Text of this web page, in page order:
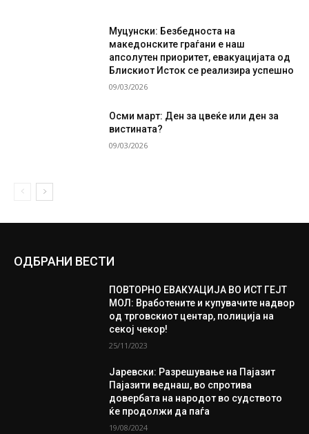
Муцунски: Безбедноста на
македонските граѓани е наш
апсолутен приоритет, евакуацијата од
Блискиот Исток се реализира успешно
09/03/2026
Осми март: Ден за цвеќе или ден за
вистината?
09/03/2026
ОДБРАНИ ВЕСТИ
ПОВТОРНО ЕВАКУАЦИЈА ВО ИСТ ГЕЈТ
МОЛ: Вработените и купувачите надвор
од трговскиот центар, полиција на
секој чекор!
25/11/2023
Јаревски: Разрешување на Пајазит
Пајазити веднаш, во спротива
довербата на народот во судството
ќе продолжи да паѓа
19/08/2024